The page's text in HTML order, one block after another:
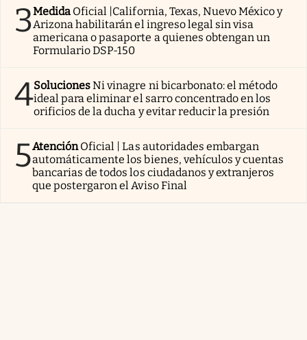
3Medida Oficial |California, Texas, Nuevo México y
Arizona habilitarán el ingreso legal sin visa
americana o pasaporte a quienes obtengan un
Formulario DSP-150
4SolucionesNi vinagre ni bicarbonato: el método
ideal para eliminar el sarro concentrado en los
orificios de la ducha y evitar reducir la presión
5AtenciónOficial | Las autoridades embargan
automáticamente los bienes, vehículos y cuentas
bancarias de todos los ciudadanos y extranjeros
que postergaron el Aviso Final